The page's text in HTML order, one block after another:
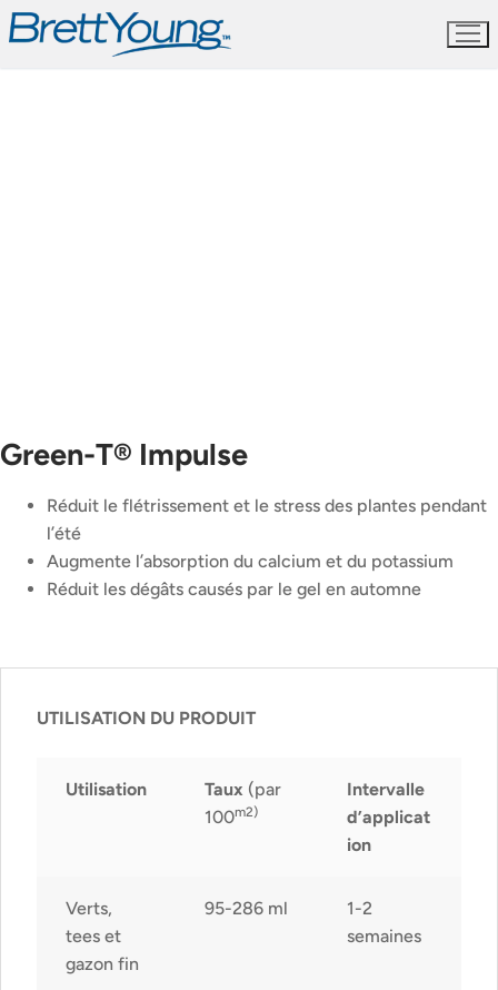
Skip
to
Green-T® Impulse
Réduit le flétrissement et le stress des plantes pendant
l’été
Augmente l’absorption du calcium et du potassium
Réduit les dégâts causés par le gel en automne
UTILISATION DU PRODUIT
Utilisation Taux (par
100m2)
Intervalle
d’applicat
ion
Verts,
tees et
gazon fin
95-286 ml
1-2
semaines